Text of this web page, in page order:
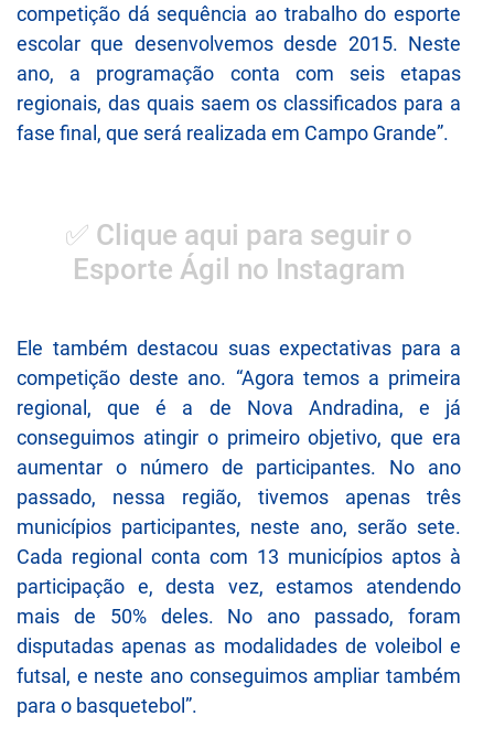
competição dá sequência ao trabalho do esporte
escolar que desenvolvemos desde 2015. Neste
ano, a programação conta com seis etapas
regionais, das quais saem os classificados para a
fase final, que será realizada em Campo Grande”.
✅ Clique aqui para seguir o
Esporte Ágil no Instagram
Ele também destacou suas expectativas para a
competição deste ano. “Agora temos a primeira
regional, que é a de Nova Andradina, e já
conseguimos atingir o primeiro objetivo, que era
aumentar o número de participantes. No ano
passado, nessa região, tivemos apenas três
municípios participantes, neste ano, serão sete.
Cada regional conta com 13 municípios aptos à
participação e, desta vez, estamos atendendo
mais de 50% deles. No ano passado, foram
disputadas apenas as modalidades de voleibol e
futsal, e neste ano conseguimos ampliar também
para o basquetebol”.